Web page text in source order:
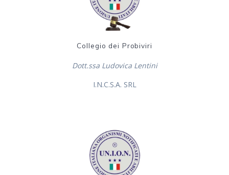
Collegio dei Probiviri
Dott.ssa Ludovica Lentini
I.N.C.S.A. SRL